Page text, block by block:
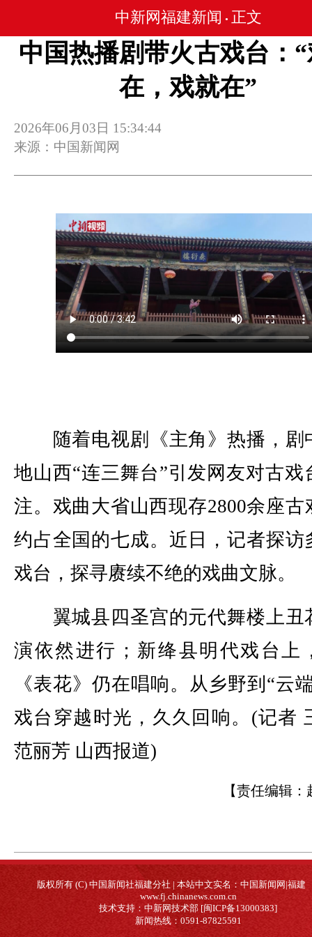
中新网福建新闻 • 正文
中国热播剧带火古戏台：
在，戏就在”
2026年06月03日 15:34:44
来源：中国新闻网
随着电视剧《主角》热播，剧
地山西“连三舞台”引发网友对古戏
注。戏曲大省山西现存2800余座古
约占全国的七成。近日，记者探访
戏台，探寻赓续不绝的戏曲文脉。
翼城县四圣宫的元代舞楼上丑
演依然进行；新绛县明代戏台上
《表花》仍在唱响。从乡野到“云
戏台穿越时光，久久回响。(记者
范丽芳 山西报道)
【责任编辑：
版权所有 (C) 中国新闻社福建分社 | 本站中文实名：中国新闻网|福建
www.fj.chinanews.com.cn
技术支持：中新网技术部 [闽ICP备13000383]
新闻热线：0591-87825591